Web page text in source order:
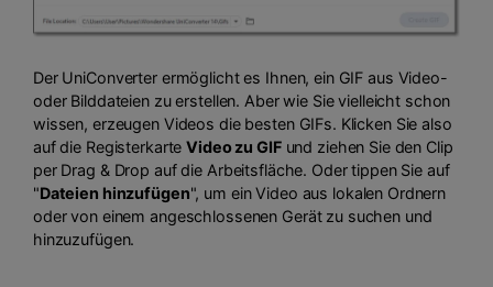
Der UniConverter ermöglicht es Ihnen, ein GIF aus Video-
oder Bilddateien zu erstellen. Aber wie Sie vielleicht schon
wissen, erzeugen Videos die besten GIFs. Klicken Sie also
auf die RegisterkarteVideo zu GIFund ziehen Sie den Clip
per Drag & Drop auf die Arbeitsfläche. Oder tippen Sie auf
"Dateien hinzufügen", um ein Video aus lokalen Ordnern
oder von einem angeschlossenen Gerät zu suchen und
hinzuzufügen.